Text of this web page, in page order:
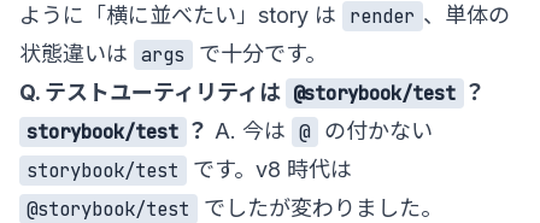
ように「横に並べたい」story は
render 、単体の
状態違いは args
で十分です。
Q. テストユーティリティは @storybook/test ？
storybook/test ？ A. 今は @
の付かない
storybook/test
です。v8 時代は
@storybook/test
でしたが変わりました。